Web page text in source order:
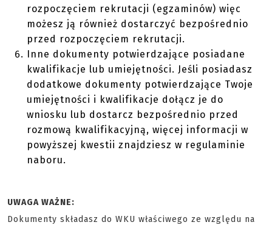
rozpoczęciem rekrutacji (egzaminów) więc
możesz ją również dostarczyć bezpośrednio
przed rozpoczęciem rekrutacji.
Inne dokumenty potwierdzające posiadane
kwalifikacje lub umiejętności. Jeśli posiadasz
dodatkowe dokumenty potwierdzające Twoje
umiejętności i kwalifikacje dołącz je do
wniosku lub dostarcz bezpośrednio przed
rozmową kwalifikacyjną, więcej informacji w
powyższej kwestii znajdziesz w regulaminie
naboru.
UWAGA WAŻNE:
Dokumenty składasz do WKU właściwego ze względu na